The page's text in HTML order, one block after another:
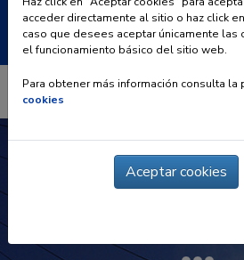
Buscar:
acceder directamente al sitio o haz click
caso que desees aceptar únicamente las
el funcionamiento básico del sitio web.
Para obtener más información consulta la
cookies
Aceptar cookies